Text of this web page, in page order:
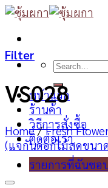
Skip
content
Search
หน้าแรก
ร้านค้า
วิธีการสั่งซื้อ
ติดต่อเรา
รายการที่ฉันชอ
Filter
VS028
Home / Fresh
(แจกันดอกไม้สดขนา